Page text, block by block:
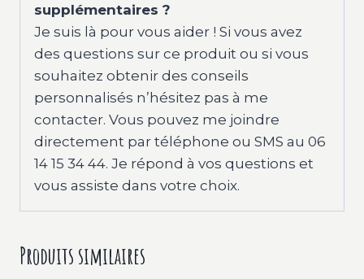
supplémentaires ?
Je suis là pour vous aider ! Si vous avez
des questions sur ce produit ou si vous
souhaitez obtenir des conseils
personnalisés n’hésitez pas à me
contacter. Vous pouvez me joindre
directement par téléphone ou SMS au 06
14 15 34 44. Je répond à vos questions et
vous assiste dans votre choix.
Produits similaires